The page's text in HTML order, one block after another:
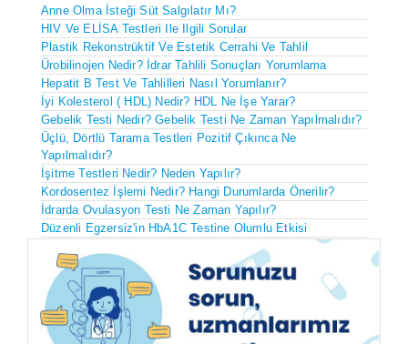
Anne Olma İsteği Süt Salgılatır Mı?
HIV Ve ELİSA Testleri Ile Ilgili Sorular
Plastik Rekonstrüktif Ve Estetik Cerrahi Ve Tahlil
Ürobilinojen Nedir? İdrar Tahlili Sonuçları Yorumlama
Hepatit B Test Ve Tahlilleri Nasıl Yorumlanır?
İyi Kolesterol ( HDL) Nedir? HDL Ne İşe Yarar?
Gebelik Testi Nedir? Gebelik Testi Ne Zaman Yapılmalıdır?
Üçlü, Dörtlü Tarama Testleri Pozitif Çıkınca Ne
Yapılmalıdır?
İşitme Testleri Nedir? Neden Yapılır?
Kordosentez İşlemi Nedir? Hangi Durumlarda Önerilir?
İdrarda Ovulasyon Testi Ne Zaman Yapılır?
Düzenli Egzersiz'in HbA1C Testine Olumlu Etkisi